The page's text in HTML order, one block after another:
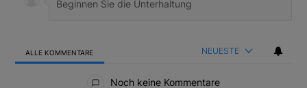
ALLE KOMMENTARE NEUESTE
Noch keine Kommentare